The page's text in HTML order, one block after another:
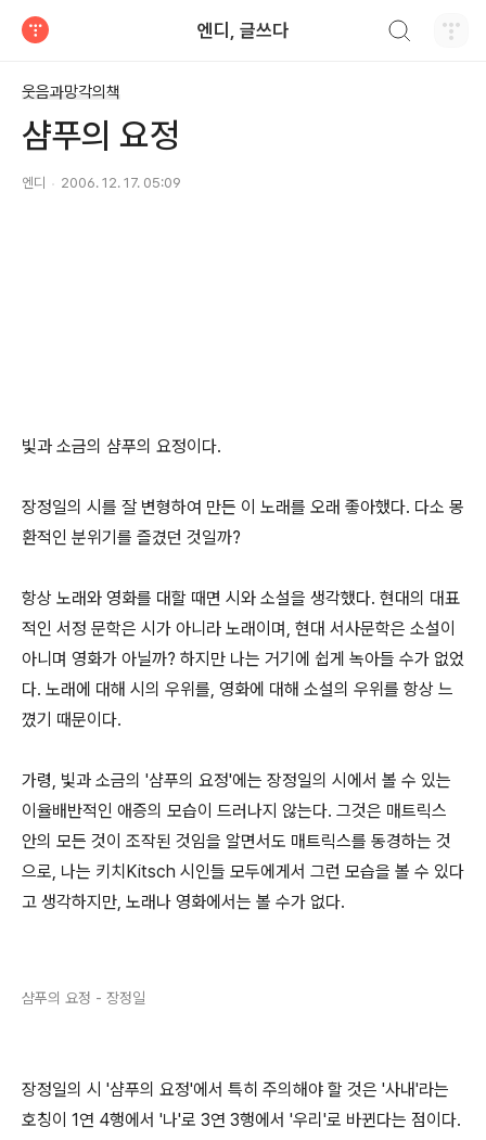
엔디, 글쓰다
웃음과망각의책
샴푸의 요정
엔디 2006. 12. 17. 05:09
빛과 소금의 샴푸의 요정이다.
장정일의 시를 잘 변형하여 만든 이 노래를 오래 좋아했다. 다소 몽
환적인 분위기를 즐겼던 것일까?
항상 노래와 영화를 대할 때면 시와 소설을 생각했다. 현대의 대표
적인 서정 문학은 시가 아니라 노래이며, 현대 서사문학은 소설이
아니며 영화가 아닐까? 하지만 나는 거기에 쉽게 녹아들 수가 없었
다. 노래에 대해 시의 우위를, 영화에 대해 소설의 우위를 항상 느
꼈기 때문이다.
가령, 빛과 소금의 '샴푸의 요정'에는 장정일의 시에서 볼 수 있는
이율배반적인 애증의 모습이 드러나지 않는다. 그것은 매트릭스
안의 모든 것이 조작된 것임을 알면서도 매트릭스를 동경하는 것
으로, 나는 키치Kitsch 시인들 모두에게서 그런 모습을 볼 수 있다
고 생각하지만, 노래나 영화에서는 볼 수가 없다.
샴푸의 요정 - 장정일
장정일의 시 '샴푸의 요정'에서 특히 주의해야 할 것은 '사내'라는
호칭이 1연 4행에서 '나'로 3연 3행에서 '우리'로 바뀐다는 점이다.